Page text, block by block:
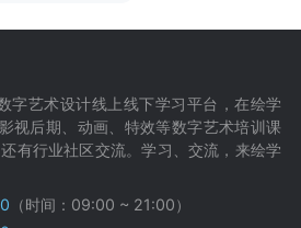
字艺术设计线上线下学习平台，在绘学
视后期、动画、特效等数字艺术培训课
有行业社区交流。学习、交流，来绘学
（时间：09:00 ~ 21:00）